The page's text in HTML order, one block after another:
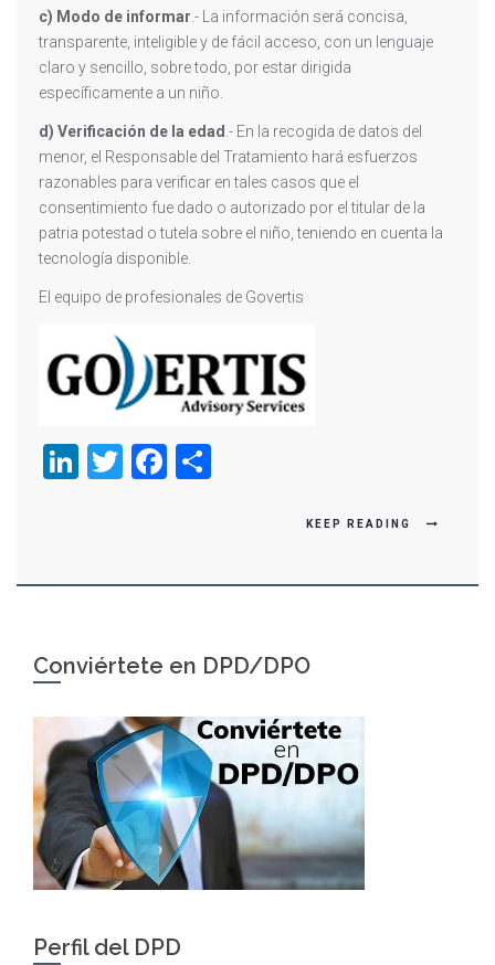
c) Modo de informar .- La información será concisa,
transparente, inteligible y de fácil acceso, con un lenguaje
claro y sencillo, sobre todo, por estar dirigida
específicamente a un niño.
d) Verificación de la edad .- En la recogida de datos del
menor, el Responsable del Tratamiento hará esfuerzos
razonables para verificar en tales casos que el
consentimiento fue dado o autorizado por el titular de la
patria potestad o tutela sobre el niño, teniendo en cuenta la
tecnología disponible.
El equipo de profesionales de Govertis
LinkedIn
TwitterFacebook
KEEP READING
Conviértete en DPD/DPO
Perfil del DPD